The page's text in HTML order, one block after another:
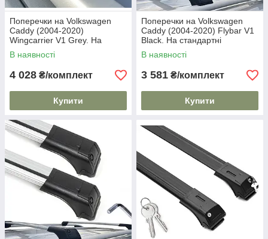
Поперечки на Volkswagen
Caddy (2004-2020)
Wingcarrier V1 Grey. На
стандартні рейлінги. Замок
на ключах. Сірі
В наявності
4 028 ₴/комплект
Купити
Поперечки на Volkswagen
Caddy (2004-2020) Flybar V1
Black. На стандартні
рейлінги. Без замка. Чорні
В наявності
3 581 ₴/комплект
Купити